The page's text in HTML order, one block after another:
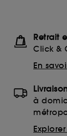
Retrait
Click &
En
à